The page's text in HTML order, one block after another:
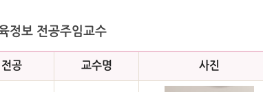
정보 전공주임교수
전공 교수명 사진